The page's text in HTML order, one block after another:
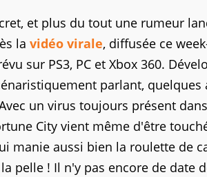
et plus du tout une rumeur
la vidéo virale, diffusée ce
sur PS3, PC et Xbox 360.
parlant,
un virus toujours présent
City vient même d'être
manie aussi bien la roulette de
pelle ! Il n'y pas encore de date